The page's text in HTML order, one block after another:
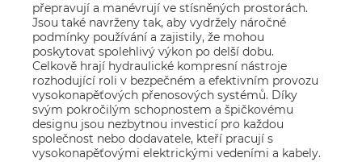
přepravují a manévrují ve stísněných prostorách.
Jsou také navrženy tak, aby vydržely náročné
podmínky používání a zajistily, že mohou
poskytovat spolehlivý výkon po delší dobu.
Celkově hrají hydraulické kompresní nástroje
rozhodující roli v bezpečném a efektivním provozu
vysokonapěťových přenosových systémů. Díky
svým pokročilým schopnostem a špičkovému
designu jsou nezbytnou investicí pro každou
společnost nebo dodavatele, kteří pracují s
vysokonapěťovými elektrickými vedeními a kabely.